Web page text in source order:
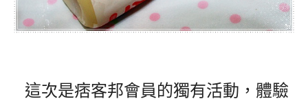
這次是痞客邦會員的獨有活動，體驗